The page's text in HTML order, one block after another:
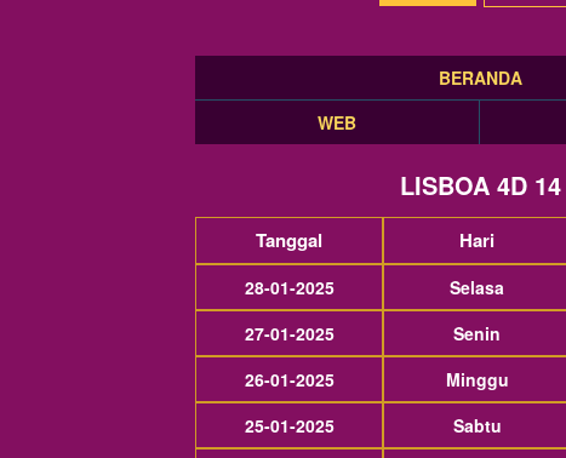
BERANDA
WEB
LISBOA 4D 14
Tanggal Hari
28-01-2025 Selasa
27-01-2025
Senin
26-01-2025
Minggu
25-01-2025
Sabtu